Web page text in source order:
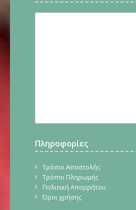
Πληροφορίες
Τρόποι Αποστολής
Τρόποι Πληρωμής
Πολιτική Απορρήτου
Όροι χρήσης